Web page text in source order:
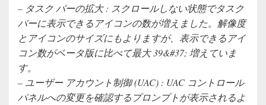
– タスク バーの拡大 : スクロールしない状態でタスク
バーに表示できるアイコンの数が増えました。解像度
とアイコンのサイズにもよりますが、表示できるアイ
コン数がベータ版に比べて最大 39&#37; 増えていま
す。
– ユーザー アカウント制御 (UAC) : UAC コントロール
パネルへの変更を確認するプロンプトが表示されるよ